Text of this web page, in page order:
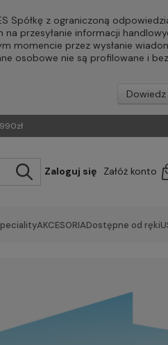
Spółkę z ograniczoną
przesyłanie informacji
momencie przez wysłanie
osobowe nie są profilowane i
Zaloguj się Załóż konto
AKCESORIADostępne od ręki